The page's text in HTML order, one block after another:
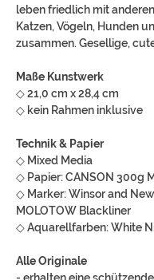
leben friedlich mit
Katzen, Vögeln, Hunden
zusammen. Gesellige,
Maße Kunstwerk
◇ 21,0 cm x 28,4 cm
◇ kein Rahmen inklusive
Technik & Papier
◇ Mixed Media
◇ Papier: CANSON 300g
◇ Marker: Winsor and
MOLOTOW Blackliner
◇ Aquarellfarben: White
Alle Originale